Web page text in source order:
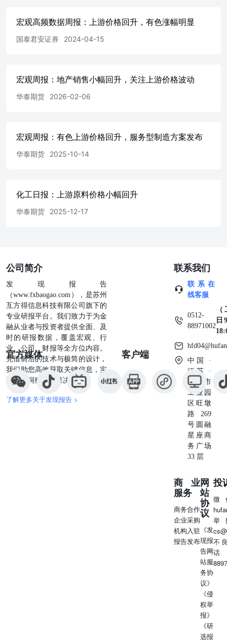
研究院 本期分析研究员 徐闻宇从业资格号：F0299877投资
性不作任何保证。本报告所载的意见、结论及预测仅反映
观、公正，但本报告所载的观点、结论和建议仅供参考，投
公司书面许可，任何机构或个人不得以翻版、复制、发表、
之一2101-2106单元丨邮编：510000电话：400-6280-888网址
宏观高频数据周报：上游价格回升，有色涨幅明显
国泰君安证券 2024-04-15
宏观周报：地产销售小幅回升，关注上游价格波动
华泰期货 2026-02-06
宏观周报：有色上游价格回升，服务型制造方案发布
华泰期货 2025-10-14
化工日报：上游原料价格小幅回升
华泰期货 2025-12-17
公司简介
发现报告
（www.fxbaogao.com），是苏州
互方得信息科技有限公司旗下的
专业研报平台。我们致力于为金
融从业者与投资者提供全面、及
时的研报数据，覆盖宏观、行
业、公司、财报等全方位内容。
凭借前沿的技术与极简的设计，
我们助您高效获取关键信息，实
现深度洞察与精准决策。
了解更多关于发现报告 >
官方媒体 客户端
联系我们
联系在
线客服
0512-
88971002
日
中国 ·
江苏 ·
苏州市
工业园
区旺墩
路269
号圆融
星座商
务广场
33 层
商业
服务
商务合作
企业采购
机构入驻
报告发布
网
站
协
议
《发
现报
告网
站服
务协
议》
《侵
权举
报》
《研
选报
投
微
举
不